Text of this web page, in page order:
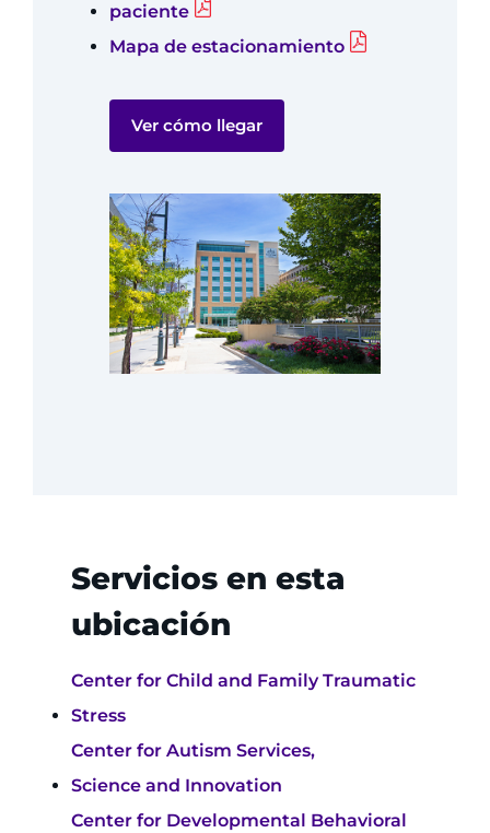
Docentes + personal
Ubicaciones
Concertar una cita
Solicitar historias clínicas
Buscar departamentos
Buscar empleos
Donar u ofrecerme como voluntario
paciente
Mapa de estacionamiento
Ver cómo llegar
Servicios en esta
ubicación
Center for Child and Family Traumatic
Stress
Center for Autism Services,
Science and Innovation
Center for Developmental Behavioral